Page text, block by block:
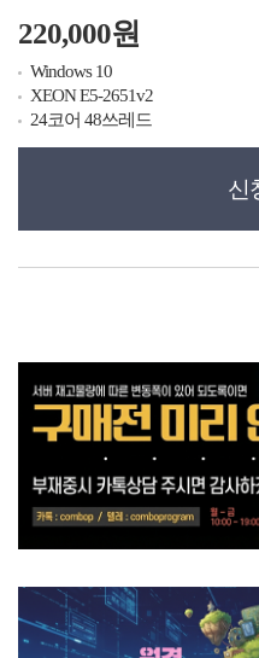
220,000원
Windows 10
XEON E5-2651v2
24코어 48쓰레드
신